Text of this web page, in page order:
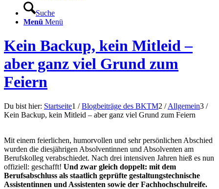
Suche
Menü Menü
Kein Backup, kein Mitleid –
aber ganz viel Grund zum
Feiern
Du bist hier: Startseite1 / Blogbeiträge des BKTM2 / Allgemein3 /
Kein Backup, kein Mitleid – aber ganz viel Grund zum Feiern
Mit einem feierlichen, humorvollen und sehr persönlichen Abschied
wurden die diesjährigen Absolventinnen und Absolventen am
Berufskolleg verabschiedet. Nach drei intensiven Jahren hieß es nun
offiziell: geschafft! Und zwar gleich doppelt: mit dem
Berufsabschluss als staatlich geprüfte gestaltungstechnische
Assistentinnen und Assistenten sowie der Fachhochschulreife.